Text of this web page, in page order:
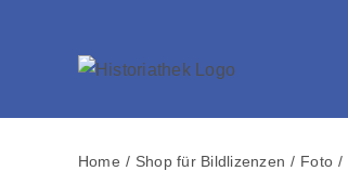
Home Shop für Bildlizenzen Foto